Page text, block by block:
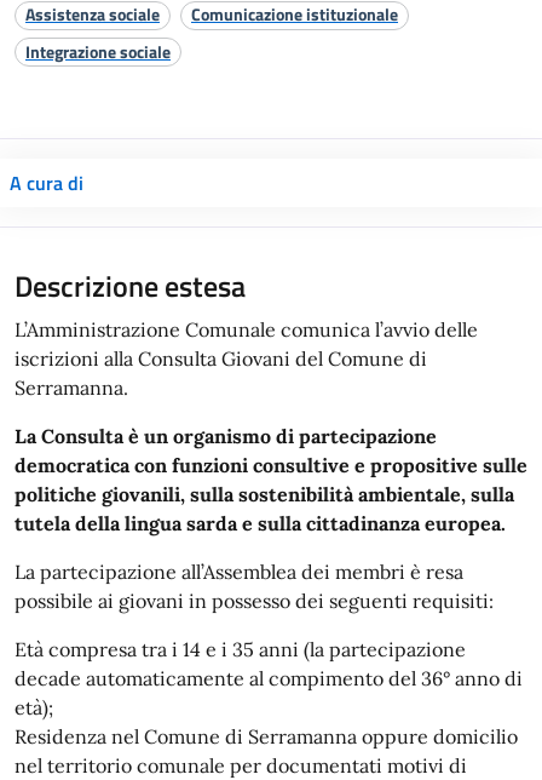
Assistenza sociale
Comunicazione istituzionale
Integrazione sociale
A cura di
Descrizione estesa
L’Amministrazione Comunale comunica l’avvio delle
iscrizioni alla Consulta Giovani del Comune di
Serramanna.
La Consulta è un organismo di partecipazione
democratica con funzioni consultive e propositive sulle
politiche giovanili, sulla sostenibilità ambientale, sulla
tutela della lingua sarda e sulla cittadinanza europea.
La partecipazione all’Assemblea dei membri è resa
possibile ai giovani in possesso dei seguenti requisiti:
Età compresa tra i 14 e i 35 anni (la partecipazione
decade automaticamente al compimento del 36° anno di
età);
Residenza nel Comune di Serramanna oppure domicilio
nel territorio comunale per documentati motivi di